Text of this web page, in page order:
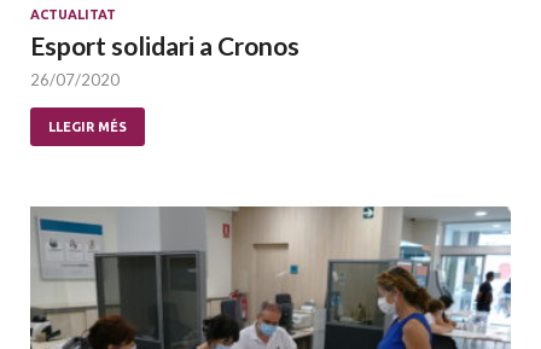
ACTUALITAT
Esport solidari a Cronos
26/07/2020
LLEGIR MÉS